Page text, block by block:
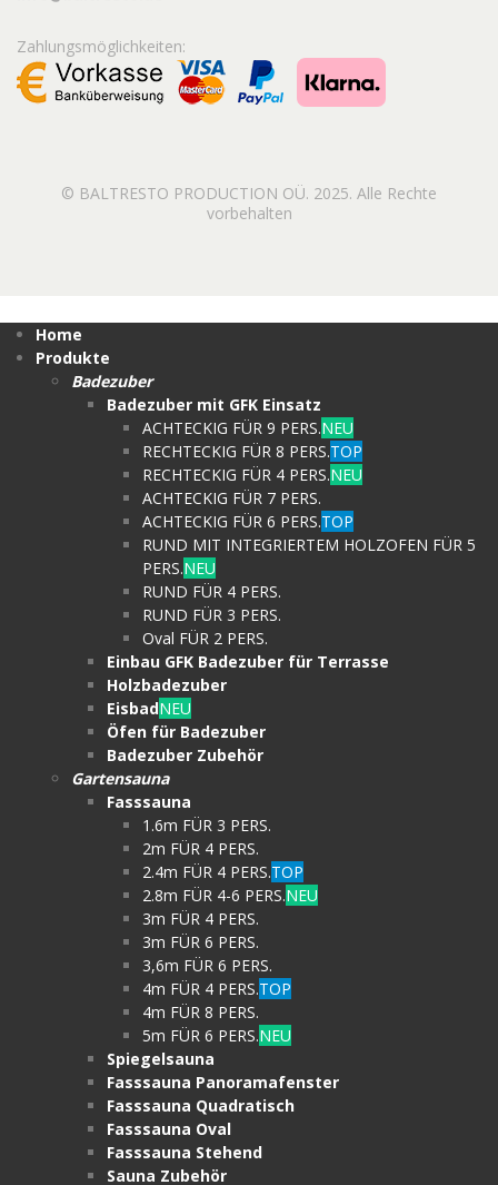
Zahlungsmöglichkeiten:
© BALTRESTO PRODUCTION OÜ. 2025. Alle Rechte
vorbehalten
Home
Produkte
Badezuber
Badezuber mit GFK Einsatz
ACHTECKIG FÜR 9 PERS.NEU
RECHTECKIG FÜR 8 PERS.TOP
RECHTECKIG FÜR 4 PERS.NEU
ACHTECKIG FÜR 7 PERS.
ACHTECKIG FÜR 6 PERS.TOP
RUND MIT INTEGRIERTEM HOLZOFEN FÜR 5
PERS.NEU
RUND FÜR 4 PERS.
RUND FÜR 3 PERS.
Oval FÜR 2 PERS.
Einbau GFK Badezuber für Terrasse
Holzbadezuber
EisbadNEU
Öfen für Badezuber
Badezuber Zubehör
Gartensauna
Fasssauna
1.6m FÜR 3 PERS.
2m FÜR 4 PERS.
2.4m FÜR 4 PERS.TOP
2.8m FÜR 4-6 PERS.NEU
3m FÜR 4 PERS.
3m FÜR 6 PERS.
3,6m FÜR 6 PERS.
4m FÜR 4 PERS.TOP
4m FÜR 8 PERS.
5m FÜR 6 PERS.NEU
Spiegelsauna
Fasssauna Panoramafenster
Fasssauna Quadratisch
Fasssauna Oval
Fasssauna Stehend
Sauna Zubehör